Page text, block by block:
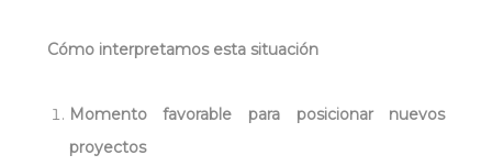
Cómo interpretamos esta situación
Momento favorable para posicionar nuevos
proyectos